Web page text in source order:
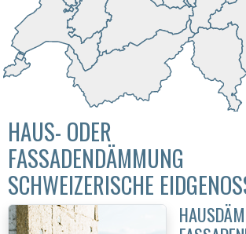
HAUS- ODER
FASSADENDÄMMUNG
SCHWEIZERISCHE